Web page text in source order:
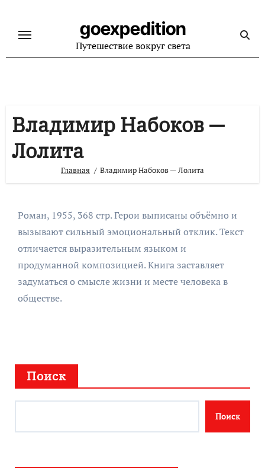
содержанию
goexpedition
Путешествие вокруг света
Владимир Набоков —
Лолита
Главная Владимир Набоков — Лолита
Роман, 1955, 368 стр. Герои выписаны объёмно и
вызывают сильный эмоциональный отклик. Текст
отличается выразительным языком и
продуманной композицией. Книга заставляет
задуматься о смысле жизни и месте человека в
обществе.
Поиск
Поиск